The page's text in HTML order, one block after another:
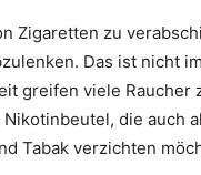
Zigaretten zu
Das ist nicht
greifen viele Raucher
die auch
Tabak verzichten